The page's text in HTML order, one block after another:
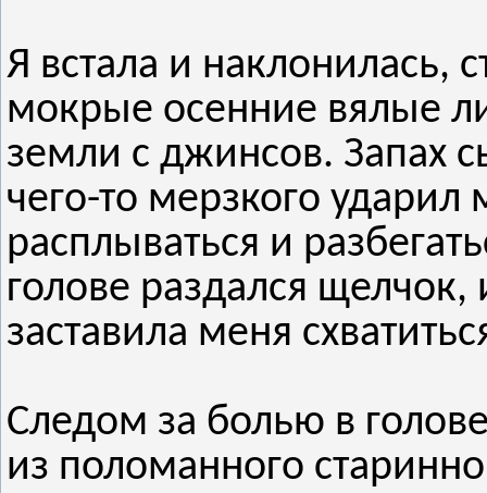
Я встала и наклонилась,
мокрые осенние вялые
земли с джинсов. Запах
чего-то мерзкого ударил
расплываться и
голове раздался
заставила меня
Следом за болью в
из поломанного